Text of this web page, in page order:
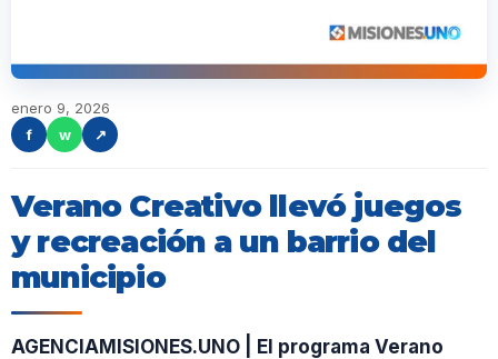
enero 9, 2026
f
w ↗
Verano Creativo llevó juegos
y recreación a un barrio del
municipio
AGENCIAMISIONES.UNO | El programa Verano